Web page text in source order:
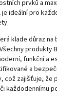
prvků a
ideální pro
klade důraz
produkty
funkční a
a
což zajišťuje, že
každodennímu